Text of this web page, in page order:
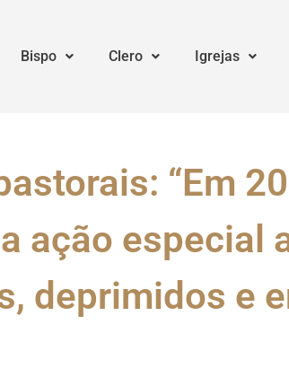
Bispo Clero Igrejas
“Em
ação especial
deprimidos e